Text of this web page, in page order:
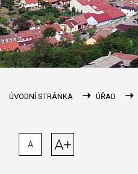
ÚVODNÍ STRÁNKA ÚŘAD
A A+